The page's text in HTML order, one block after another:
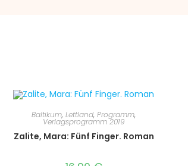
Baltikum, Lettland, Programm,
Verlagsprogramm 2019
Zalite, Mara: Fünf Finger. Roman